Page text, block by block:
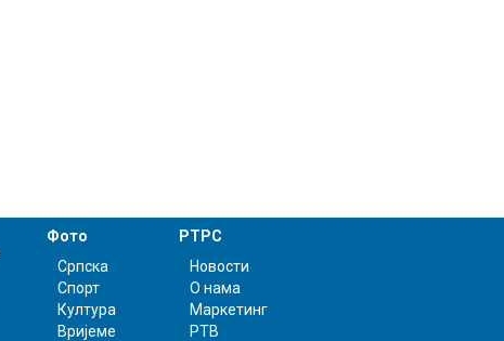
Фото
Српска
Спорт
Култура
Вријеме
РТРС
Новости
О нама
Маркетинг
РТВ